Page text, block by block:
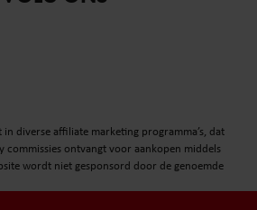
diverse affiliate marketing programma’s, dat
commissies ontvangt voor aankopen middels
wordt niet gesponsord door de genoemde